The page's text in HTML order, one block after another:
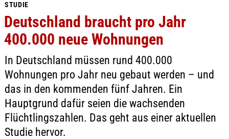
STUDIE
Deutschland braucht pro Jahr
400.000 neue Wohnungen
In Deutschland müssen rund 400.000
Wohnungen pro Jahr neu gebaut werden – und
das in den kommenden fünf Jahren. Ein
Hauptgrund dafür seien die wachsenden
Flüchtlingszahlen. Das geht aus einer aktuellen
Studie hervor.